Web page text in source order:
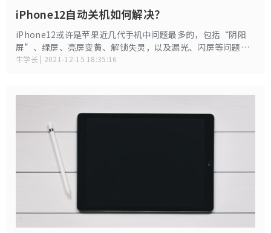
iPhone12自动关机如何解决？
iPhone12或许是苹果近几代手机中问题最多的，包括“阴阳
屏”、绿屏、亮屏变黄、解锁失灵，以及漏光、闪屏等问题。
而iPhone12多次莫名自动关机该怎么办呢？如何进行有效修
牛学长 | 2021-12-15 18:35:16